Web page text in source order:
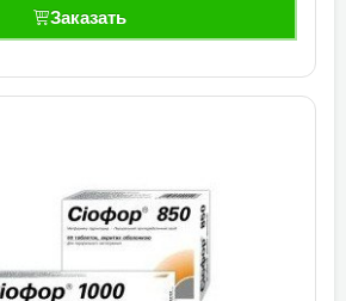
Заказать